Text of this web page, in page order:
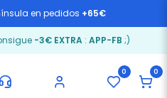
en pedidos +65€
-3€ EXTRA: APP-FB ;)
0 0